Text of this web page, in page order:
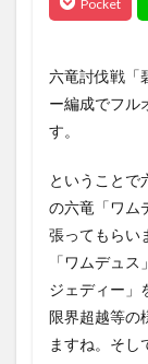
六竜討伐戦「
ー編成でフル
す。
ということで
の六竜「ワム
張ってもらい
「ワムデュ
ジェディー」
限界超越等の
ますね。そし